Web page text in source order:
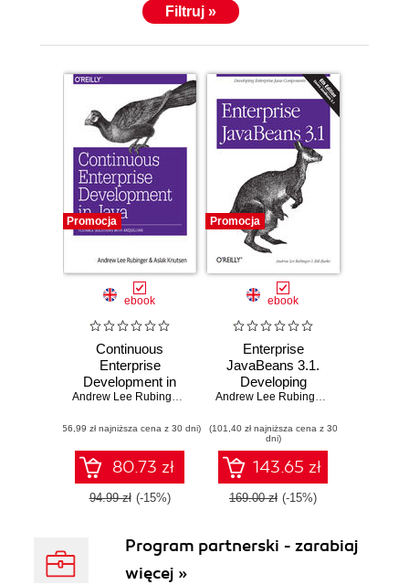
Filtruj »
Promocja
ebook
Continuous
Enterprise
Development in
Java
Andrew Lee Rubinger, Aslak Knutsen
(56,99 zł najniższa cena z 30 dni)
80.73 zł
94.99 zł (-15%)
Promocja
ebook
Enterprise
JavaBeans 3.1.
Developing
Enterprise Java
Edition
Andrew Lee Rubinger,
(101,40 zł najniższa cena z 30
dni)
143.65 zł
169.00 zł (-15%)
Program partnerski - zarabiaj
więcej »